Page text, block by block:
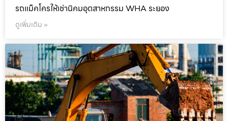
รถแม็คโครให้เช่านิคมอุตสาหกรรม WHA ระยอง
ดูเพิ่มเติม »